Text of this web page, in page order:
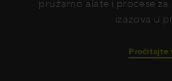
pružamo alate i procese
izazova u
Pročitajte